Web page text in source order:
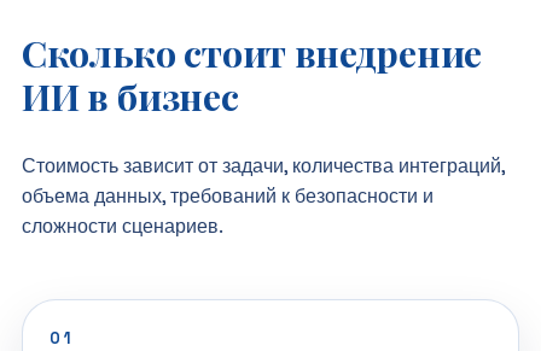
Сколько стоит внедрение
ИИ в бизнес
Стоимость зависит от задачи, количества интеграций,
объема данных, требований к безопасности и
сложности сценариев.
01